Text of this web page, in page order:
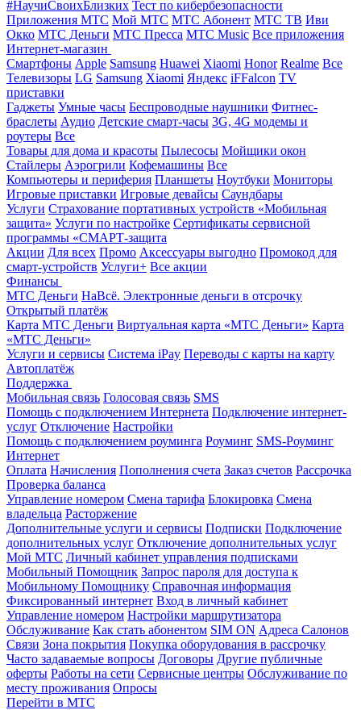
#НаучиСвоихБлизких Тест по кибербезопасности
Приложения МТС Мой МТС МТС Абонент МТС ТВ Иви
Окко МТС Деньги МТС Пресса МТС Music Все приложения
Интернет-магазин
Смартфоны Apple Samsung Huawei Xiaomi Honor Realme Все
Телевизоры LG Samsung Xiaomi Яндекс iFFalcon TV
приставки
Гаджеты Умные часы Беспроводные наушники Фитнес-
браслеты Аудио Детские смарт-часы 3G, 4G модемы и
роутеры Все
Товары для дома и красоты Пылесосы Мойщики окон
Стайлеры Аэрогрили Кофемашины Все
Компьютеры и периферия Планшеты Ноутбуки Мониторы
Игровые приставки Игровые девайсы Саундбары
Услуги Страхование портативных устройств «Мобильная
защита» Услуги по настройке Сертификаты сервисной
программы «СМАРТ-защита
Акции Для всех Промо Аксессуары выгодно Промокод для
смарт-устройств Услуги+ Все акции
Финансы
МТС Деньги НаВсё. Электронные деньги в отсрочку
Открытый платёж
Карта МТС Деньги Виртуальная карта «МТС Деньги» Карта
«МТС Деньги»
Услуги и сервисы Система iPay Переводы с карты на карту
Автоплатёж
Поддержка
Мобильная связь Голосовая связь SMS
Помощь с подключением Интернета Подключение интернет-
услуг Отключение Настройки
Помощь с подключением роуминга Роуминг SMS-Роуминг
Интернет
Оплата Начисления Пополнения счета Заказ счетов Рассрочка
Проверка баланса
Управление номером Смена тарифа Блокировка Смена
владельца Расторжение
Дополнительные услуги и сервисы Подписки Подключение
дополнительных услуг Отключение дополнительных услуг
Мой МТС Личный кабинет управления подписками
Мобильный Помощник Запрос пароля для доступа к
Мобильному Помощнику Справочная информация
Фиксированный интернет Вход в личный кабинет
Управление номером Настройки маршрутизатора
Обслуживание Как стать абонентом SIM ON Адреса Салонов
Связи Зона покрытия Покупка оборудования в рассрочку
Часто задаваемые вопросы Договоры Другие публичные
оферты Работы на сети Сервисные центры Обслуживание по
месту проживания Опросы
Перейти в МТС